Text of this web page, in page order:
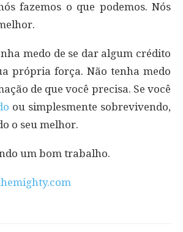
fazemos o que podemos. Nós
medo de se dar algum crédito
própria força. Não tenha medo
de que você precisa. Se você
ou simplesmente sobrevivendo,
o seu melhor.
um bom trabalho.